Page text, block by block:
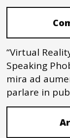
“Virtual
Speaking
mira ad
parlare in